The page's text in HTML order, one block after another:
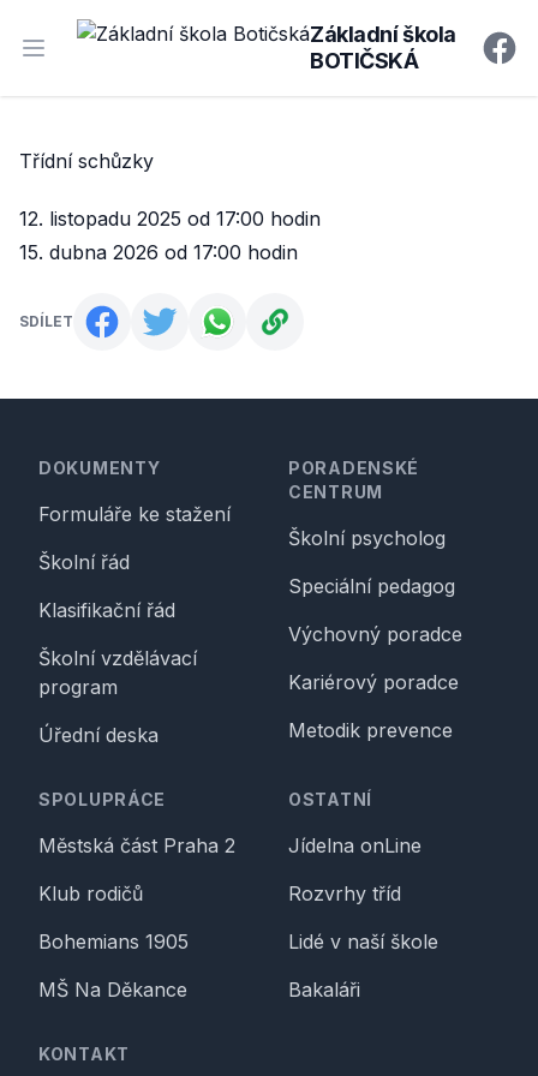
Open main menu
Základní škola
BOTIČSKÁ
Třídní schůzky
12. listopadu 2025 od 17:00 hodin
15. dubna 2026 od 17:00 hodin
SDÍLET
DOKUMENTY
Formuláře ke stažení
Školní řád
Klasifikační řád
Školní vzdělávací
program
Úřední deska
PORADENSKÉ
CENTRUM
Školní psycholog
Speciální pedagog
Výchovný poradce
Kariérový poradce
Metodik prevence
SPOLUPRÁCE
Městská část Praha 2
Klub rodičů
Bohemians 1905
MŠ Na Děkance
OSTATNÍ
Jídelna onLine
Rozvrhy tříd
Lidé v naší škole
Bakaláři
KONTAKT